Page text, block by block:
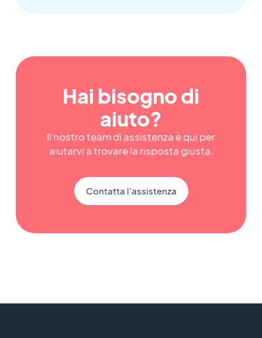
Hai bisogno di
aiuto?
Il nostro team di assistenza è qui per
aiutarvi a trovare la risposta giusta.
Contatta l'assistenza